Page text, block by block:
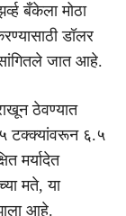
बँकेला मोठा
डॉलर
जात आहे.
ठेवण्यात
टक्क्यांवरून ६.५
मर्यादेत
मते, या
आहे.